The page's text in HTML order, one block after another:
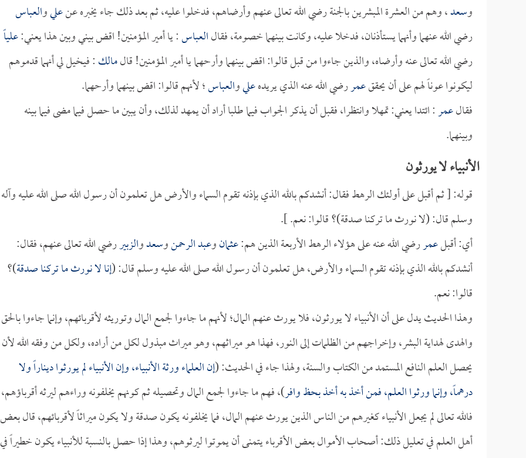
وسعد، وهم من العشرة المبشرين بالجنة رضي الله تعالى عنهم وأرضاهم، فدخلوا عليه، ثم بعد ذلك جاء يخبره عنعليوالعباس
رضي الله عنهما وأنهما يستأذنان، فدخلا عليه، وكانت بينهما خصومة، فقالالعباس: يا أمير المؤمنين! اقض بيني وبين هذا يعني:علياً
رضي الله تعالى عنه وأرضاه، والذين جاءوا من قبل قالوا: اقض بينهما وأرحهما يا أمير المؤمنين! قالمالك: فيخيل لي أنهما قدموهم
ليكونوا عوناً لهم على أن يحققعمررضي الله عنه الذي يريدهعليوالعباس؛ لأنهم قالوا: اقض بينهما وأرحهما.
فقالعمر: ائتدا يعني: تمهلا وانتظرا، فقبل أن يذكر الجواب فيما طلبا أراد أن يمهد لذلك، وأن يبين ما حصل فيما مضى فيما بينه
وبينهما.
الأنبياء لا يورثون
قوله: [ ثم أقبل على أولئك الرهط فقال: أنشدكم بالله الذي بإذنه تقوم السماء والأرض هل تعلمون أن رسول الله صلى الله عليه وآله
وسلم قال: (لا نورث ما تركنا صدقة)؟ قالوا: نعم. ].
أي: أقبلعمررضي الله عنه على هؤلاء الرهط الأربعة الذين هم:عثمانوعبد الرحمنوسعدوالزبيررضي الله تعالى عنهم، فقال:
أنشدكم بالله الذي بإذنه تقوم السماء والأرض، هل تعلمون أن رسول الله صلى الله عليه وسلم قال: (إنا لا نورث ما تركنا صدقة)؟
قالوا: نعم.
وهذا الحديث يدل على أن الأنبياء لا يورثون، فلا يورث عنهم المال؛ لأنهم ما جاءوا لجمع المال وتوريثه لأقربائهم، وإنما جاءوا بالحق
والهدى لهداية البشر، وإخراجهم من الظلمات إلى النور، فهذا هو ميراثهم، وهو ميراث مبذول لكل من أراده، ولكل من وفقه الله لأن
يحصل العلم النافع المستمد من الكتاب والسنة، ولهذا جاء في الحديث: (إن العلماء ورثة الأنبياء، وإن الأنبياء لم يورثوا ديناراً ولا
درهماً، وإنما ورثوا العلم، فمن أخذ به أخذ بحظ وافر)، فهم ما جاءوا لجمع المال وتحصيله ثم كونهم يخلفونه وراءهم ليرثه أقرباؤهم،
فالله تعالى لم يجعل الأنبياء كغيرهم من الناس الذين يورث عنهم المال، فما يخلفونه يكون صدقة ولا يكون ميراثاً لأقربائهم، قال بعض
أهل العلم في تعليل ذلك: أصحاب الأموال بعض الأقرباء يتمنى أن يموتوا ليرثوهم، وهذا إذا حصل بالنسبة للأنبياء يكون خطيراً في